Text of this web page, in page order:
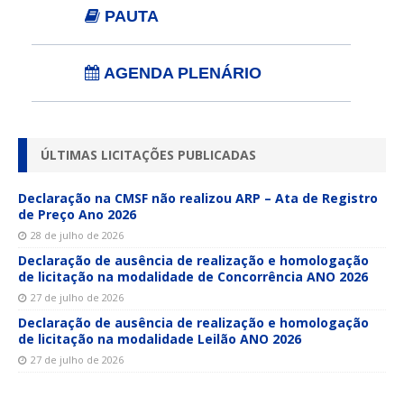
PAUTA
AGENDA PLENÁRIO
ÚLTIMAS LICITAÇÕES PUBLICADAS
Declaração na CMSF não realizou ARP – Ata de Registro
de Preço Ano 2026
28 de julho de 2026
Declaração de ausência de realização e homologação
de licitação na modalidade de Concorrência ANO 2026
27 de julho de 2026
Declaração de ausência de realização e homologação
de licitação na modalidade Leilão ANO 2026
27 de julho de 2026